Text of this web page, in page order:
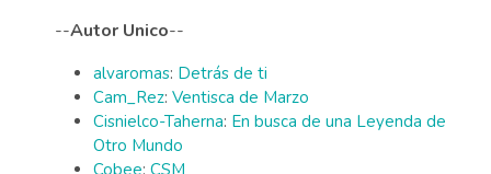
--Autor Unico--
alvaromas: Detrás de ti
Cam_Rez: Ventisca de Marzo
Cisnielco-Taherna: En busca de una Leyenda de
Otro Mundo
Cobee: CSM